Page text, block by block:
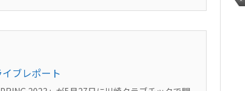
イブレポート